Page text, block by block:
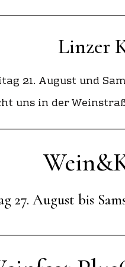
Linzer
21. August und
uns in der
27. August bis